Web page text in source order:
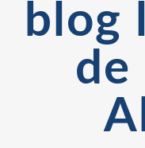
blog
de